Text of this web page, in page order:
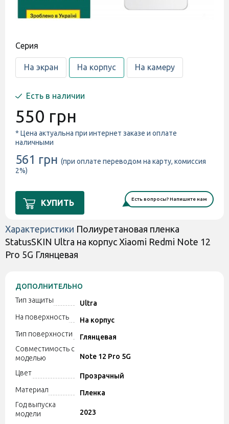
Cерия
На экран На корпус На камеру
Есть в наличии
550 грн
* Цена актуальна при интернет заказе и оплате
наличными
561 грн (при оплате переводом на карту, комиссия
2%)
КУПИТЬ Есть вопросы? Напишите нам
Характеристики Полиуретановая пленка
StatusSKIN Ultra на корпус Xiaomi Redmi Note 12
Pro 5G Глянцевая
ДОПОЛНИТЕЛЬНО
Тип защиты
Ultra
На поверхность
На корпус
Тип поверхности
Глянцевая
Совместимость с
моделью
Note 12 Pro 5G
Цвет
Прозрачный
Материал
Пленка
Год выпуска
модели
2023